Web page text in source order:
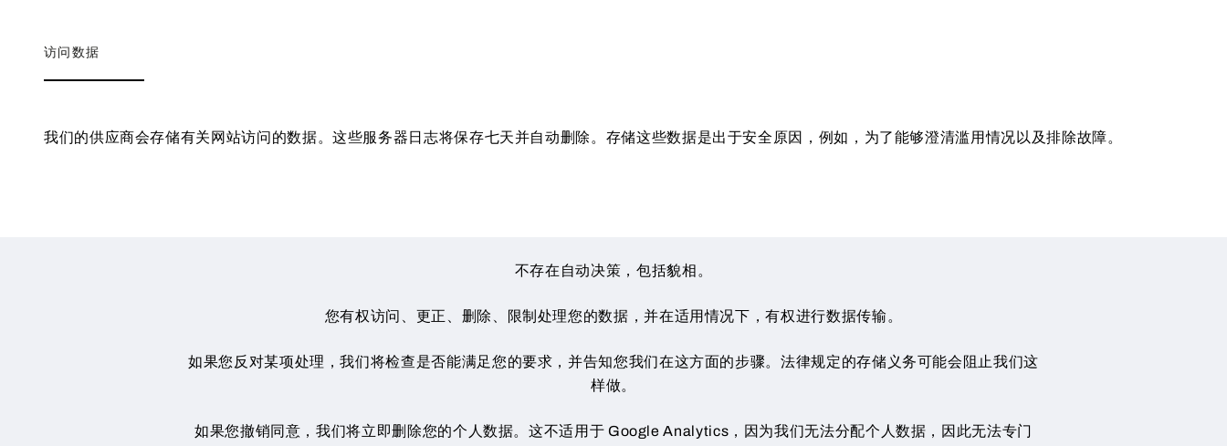
访问数据
我们的供应商会存储有关网站访问的数据。这些服务器日志将保存七天并自动删除。存储这些数据是出于安全原因，例如，为了能够澄清滥用情况以及排除故障。
不存在自动决策，包括貌相。
您有权访问、更正、删除、限制处理您的数据，并在适用情况下，有权进行数据传输。
如果您反对某项处理，我们将检查是否能满足您的要求，并告知您我们在这方面的步骤。法律规定的存储义务可能会阻止我们这
样做。
如果您撤销同意，我们将立即删除您的个人数据。这不适用于 Google Analytics，因为我们无法分配个人数据，因此无法专门